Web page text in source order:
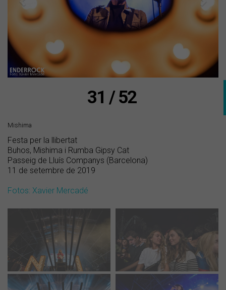
31 / 52
Mishima
Festa per la llibertat
Buhos, Mishima i Rumba Gipsy Cat
Passeig de Lluís Companys (Barcelona)
11 de setembre de 2019
Fotos: Xavier Mercadé